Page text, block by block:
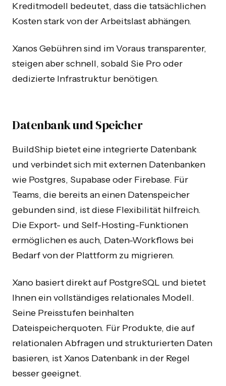
Kreditmodell bedeutet, dass die tatsächlichen
Kosten stark von der Arbeitslast abhängen.
Xanos Gebühren sind im Voraus transparenter,
steigen aber schnell, sobald Sie Pro oder
dedizierte Infrastruktur benötigen.
Datenbank und Speicher
BuildShip bietet eine integrierte Datenbank
und verbindet sich mit externen Datenbanken
wie Postgres, Supabase oder Firebase. Für
Teams, die bereits an einen Datenspeicher
gebunden sind, ist diese Flexibilität hilfreich.
Die Export- und Self-Hosting-Funktionen
ermöglichen es auch, Daten-Workflows bei
Bedarf von der Plattform zu migrieren.
Xano basiert direkt auf PostgreSQL und bietet
Ihnen ein vollständiges relationales Modell.
Seine Preisstufen beinhalten
Dateispeicherquoten. Für Produkte, die auf
relationalen Abfragen und strukturierten Daten
basieren, ist Xanos Datenbank in der Regel
besser geeignet.